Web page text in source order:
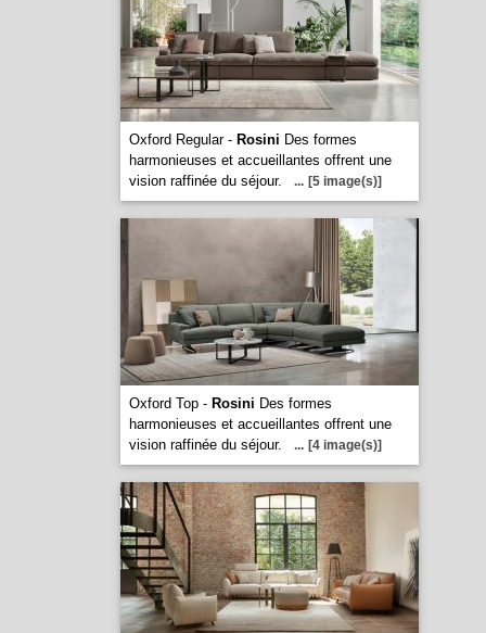
Oxford Regular - Rosini Des formes
harmonieuses et accueillantes offrent une
vision raffinée du séjour.
... [5 image(s)]
Oxford Top - Rosini Des formes
harmonieuses et accueillantes offrent une
vision raffinée du séjour.
... [4 image(s)]